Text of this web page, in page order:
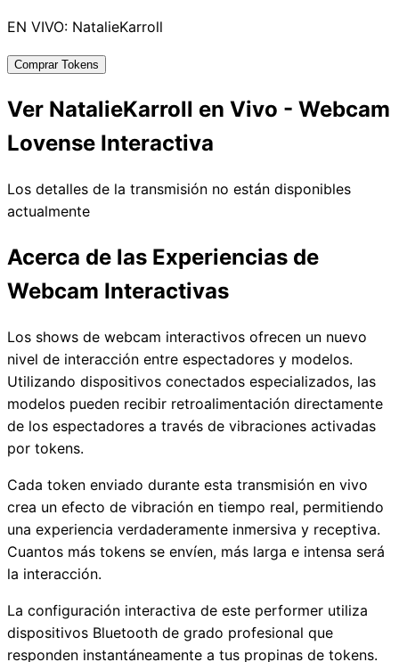
EN VIVO: NatalieKarroll
Comprar Tokens
Ver NatalieKarroll en Vivo - Webcam
Lovense Interactiva
Los detalles de la transmisión no están disponibles
actualmente
Acerca de las Experiencias de
Webcam Interactivas
Los shows de webcam interactivos ofrecen un nuevo
nivel de interacción entre espectadores y modelos.
Utilizando dispositivos conectados especializados, las
modelos pueden recibir retroalimentación directamente
de los espectadores a través de vibraciones activadas
por tokens.
Cada token enviado durante esta transmisión en vivo
crea un efecto de vibración en tiempo real, permitiendo
una experiencia verdaderamente inmersiva y receptiva.
Cuantos más tokens se envíen, más larga e intensa será
la interacción.
La configuración interactiva de este performer utiliza
dispositivos Bluetooth de grado profesional que
responden instantáneamente a tus propinas de tokens.